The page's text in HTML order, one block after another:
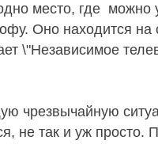
место, где можно
Оно находится на
\"Независимое
чрезвычайную
не так и уж просто.